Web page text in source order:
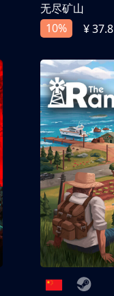
无尽矿山
10%
¥ 37.8